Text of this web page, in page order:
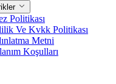
Politikası
Ve Kvkk Politikası
Metni
Koşulları